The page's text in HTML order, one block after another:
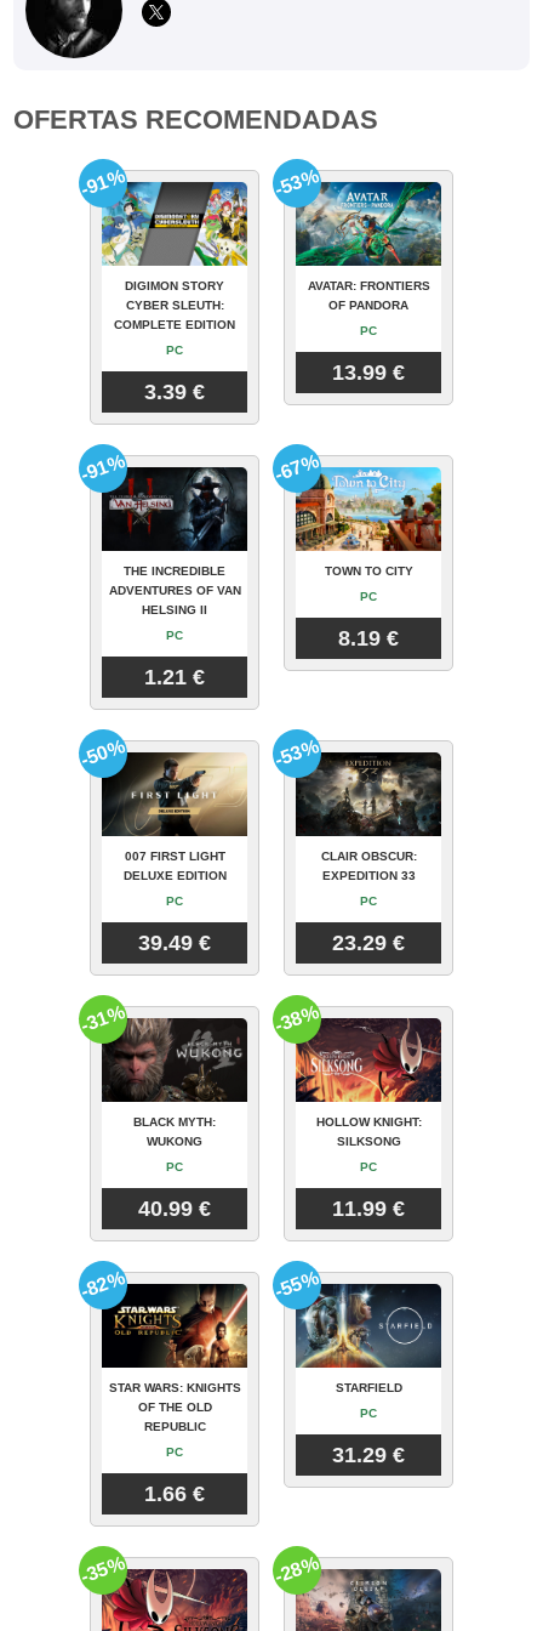
OFERTAS RECOMENDADAS
DIGIMON STORY
CYBER SLEUTH:
COMPLETE EDITION
PC
3.39 €
-91%
AVATAR: FRONTIERS
OF PANDORA
PC
13.99 €
-53%
THE INCREDIBLE
ADVENTURES OF VAN
HELSING II
PC
1.21 €
-91%
TOWN TO CITY
PC
8.19 €
-67%
007 FIRST LIGHT
DELUXE EDITION
PC
39.49 €
-50%
CLAIR OBSCUR:
EXPEDITION 33
PC
23.29 €
-53%
BLACK MYTH:
WUKONG
PC
40.99 €
-31%
HOLLOW KNIGHT:
SILKSONG
PC
11.99 €
-38%
STAR WARS: KNIGHTS
OF THE OLD
REPUBLIC
PC
1.66 €
-82%
STARFIELD
PC
31.29 €
-55%
-35% -28%